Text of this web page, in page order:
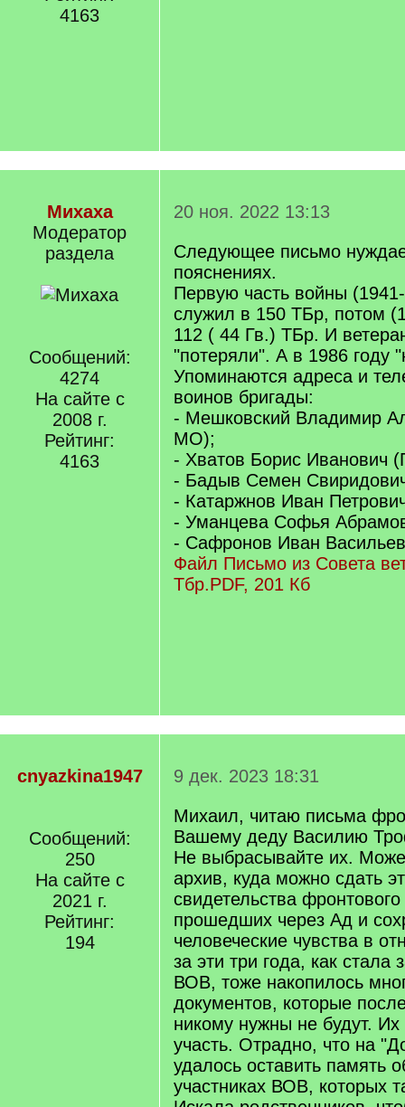
4163
Михаха
Модератор
раздела
Сообщений:
4274
На сайте с
2008 г.
Рейтинг:
4163
20 ноя. 2022 13:13
Следующее письмо
пояснениях.
Первую часть войны
служил в 150 ТБр, потом
112 ( 44 Гв.) ТБр. И
"потеряли". А в 1986 году
Упоминаются адреса и
воинов бригады:
- Мешковский Владимир
МО);
- Хватов Борис Иванович
- Бадыв Семен
- Катаржнов Иван
- Уманцева Софья
- Сафронов Иван
Файл Письмо из Совета
Тбр.PDF, 201 Кб
cnyazkina1947
Сообщений:
250
На сайте с
2021 г.
Рейтинг:
194
9 дек. 2023 18:31
Михаил, читаю письма
Вашему деду Василию
Не выбрасывайте их.
архив, куда можно сдать
свидетельства
прошедших через Ад и
человеческие чувства в
за эти три года, как стала
ВОВ, тоже накопилось
документов, которые
никому нужны не будут.
участь. Отрадно, что на
удалось оставить память
участниках ВОВ, которых